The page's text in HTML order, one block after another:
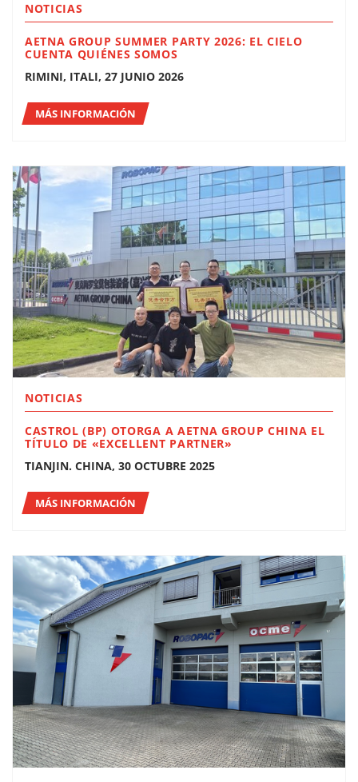
NOTICIAS
AETNA GROUP SUMMER PARTY 2026: EL CIELO
CUENTA QUIÉNES SOMOS
RIMINI, ITALI, 27 JUNIO 2026
MÁS INFORMACIÓN
NOTICIAS
CASTROL (BP) OTORGA A AETNA GROUP CHINA EL
TÍTULO DE «EXCELLENT PARTNER»
TIANJIN. CHINA, 30 OCTUBRE 2025
MÁS INFORMACIÓN